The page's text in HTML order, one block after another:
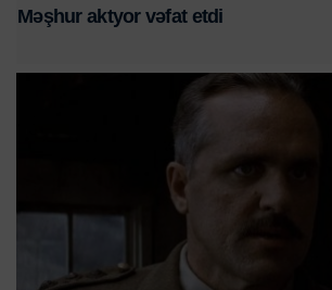
Məşhur aktyor vəfat etdi